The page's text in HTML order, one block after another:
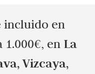
incluido en
en La
Vizcaya,